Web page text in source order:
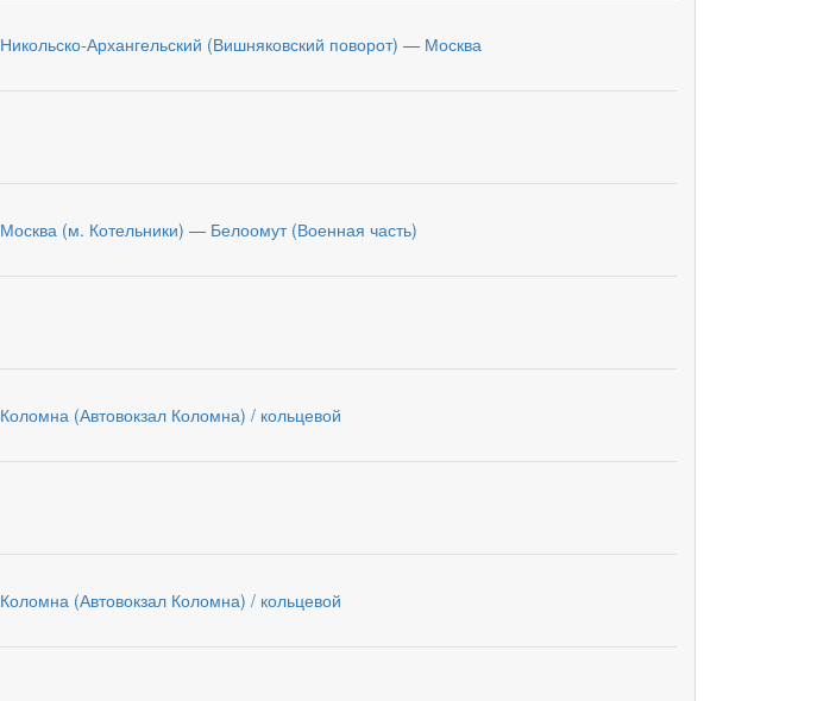
Никольско-Архангельский (Вишняковский поворот) — Москва
Москва (м. Котельники) — Белоомут (Военная часть)
Коломна (Автовокзал Коломна) / кольцевой
Коломна (Автовокзал Коломна) / кольцевой